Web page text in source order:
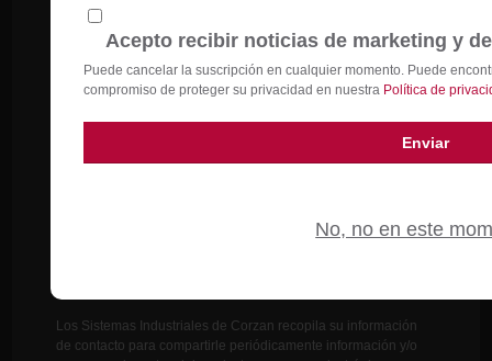
Acepto recibir noticias de marketing y
Puede cancelar la suscripción en cualquier momento. Puede
compromiso de proteger su privacidad en nuestra Política de
No, no en este
Suscríbase Gratis
Manténgase actualizado con nuestras
últimas noticias
Los Sistemas Industriales de Corzan recopila su información
de contacto para compartirle periódicamente información y/o